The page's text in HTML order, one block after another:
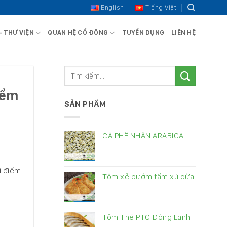
English Tiếng Việt
THƯ VIỆN QUAN HỆ CỔ ĐÔNG TUYỂN DỤNG LIÊN HỆ
điểm
SẢN PHẨM
CÀ PHÊ NHÂN ARABICA
Tôm xẻ bướm tẩm xù dừa
Tôm Thẻ PTO Đông Lạnh